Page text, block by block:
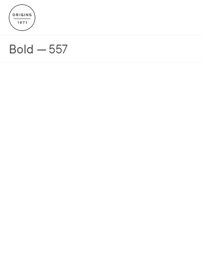
Bold 557